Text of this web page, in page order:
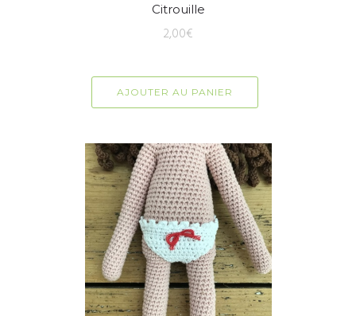
Citrouille
2,00€
AJOUTER AU PANIER